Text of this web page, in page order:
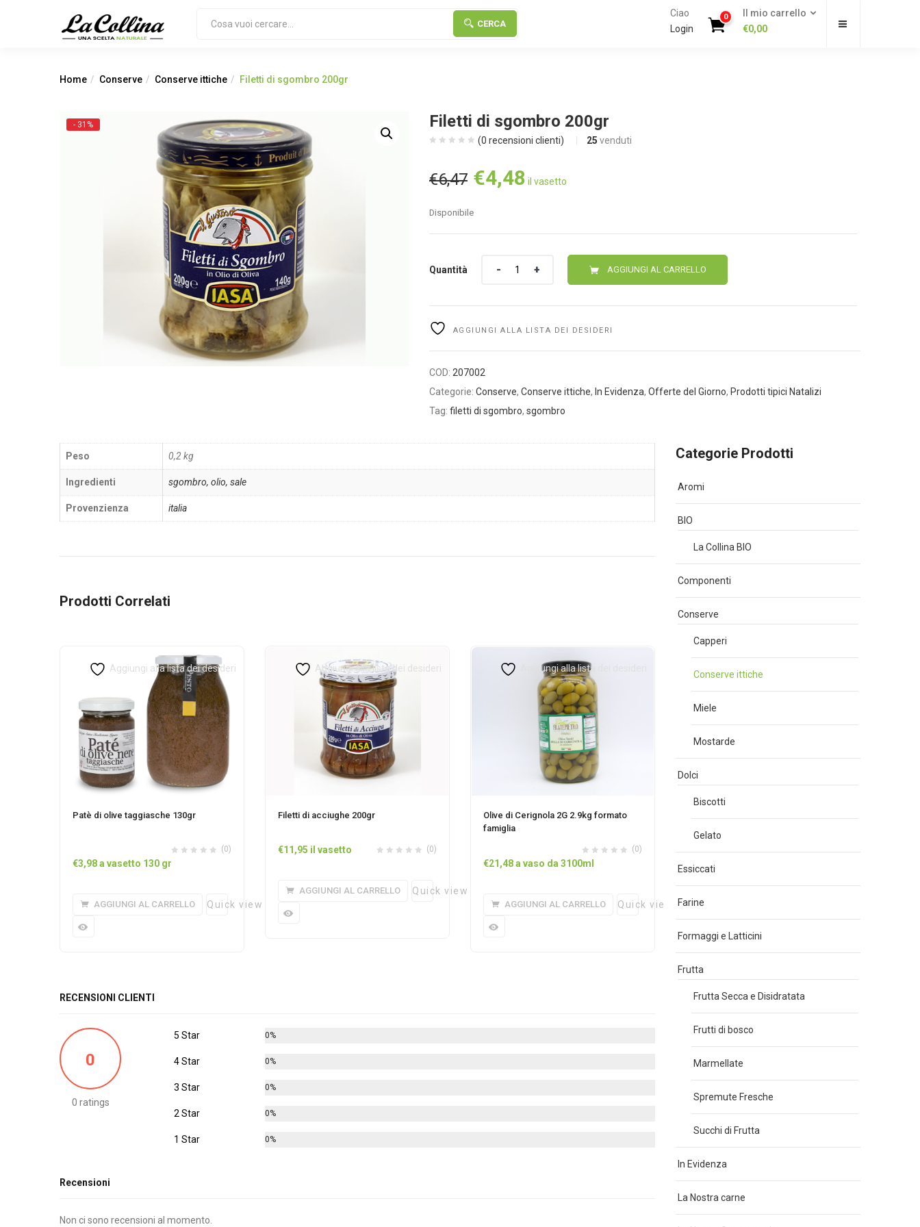
CERCA
Ciao
Login
0
Il mio carrello
€0,00
Home Conserve Conserve ittiche Filetti di sgombro 200gr
- 31% Filetti di sgombro 200gr
(0 recensioni clienti) 25 venduti
€6,47 prezzo
era:
€4,48 prezzo
il vasetto
Disponibile
Quantità AGGIUNGI AL CARRELLO
AGGIUNGI ALLA LISTA DEI DESIDERI
COD: 207002
Categorie: Conserve, Conserve ittiche, In Evidenza, Offerte del Giorno, Prodotti tipici Natalizi
Tag: filetti di sgombro, sgombro
Peso 0,2 kg
Ingredienti sgombro, olio, sale
Provenzienza italia
Prodotti Correlati
Aggiungi alla lista dei desideri
Patè di olive taggiasche 130gr
(0)
€3,98a vasetto 130 gr
AGGIUNGI AL CARRELLO Quick view
Aggiungi alla lista dei desideri
Filetti di acciughe 200gr
(0)
€11,95 il vasetto
AGGIUNGI AL CARRELLO Quick view
Aggiungi alla lista dei desideri
Olive di Cerignola 2G 2.9kg formato
famiglia
(0)
€21,48a vaso da 3100ml
AGGIUNGI AL CARRELLO Quick view
RECENSIONI CLIENTI
0
0 ratings
5 Star 0%
4 Star 0%
3 Star 0%
2 Star 0%
1 Star 0%
Recensioni
Non ci sono recensioni al momento.
Categorie Prodotti
Aromi
BIO
La Collina BIO
Componenti
Conserve
Capperi
Conserve ittiche
Miele
Mostarde
Dolci
Biscotti
Gelato
Essiccati
Farine
Formaggi e Latticini
Frutta
Frutta Secca e Disidratata
Frutti di bosco
Marmellate
Spremute Fresche
Succhi di Frutta
In Evidenza
La Nostra carne